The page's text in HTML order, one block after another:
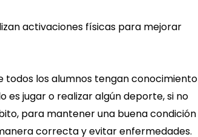
activaciones físicas para mejorar
todos los alumnos tengan conocimiento
jugar o realizar algún deporte, si no
para mantener una buena condición
correcta y evitar enfermedades.